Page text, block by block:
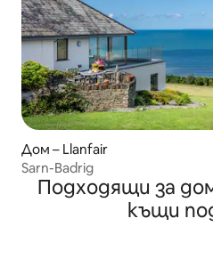
Дом – Llanfair
Sarn-Badrig
Подходящи за
къщи